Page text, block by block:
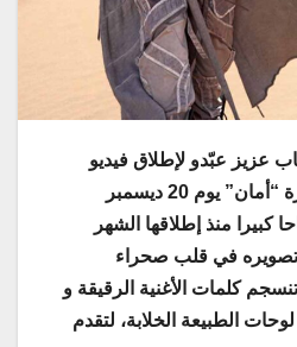
عزيز عبّدو لإطلاق فيديو
كليب جديد لأغنيته المؤثرة “أمان” يوم 20 ديسمبر
كبيرا منذ إطلاقها الشهر
تصويره في قلب صحراء
كلمات الأغنية الرقيقة و
الطبيعة الخلابة، لتقدم